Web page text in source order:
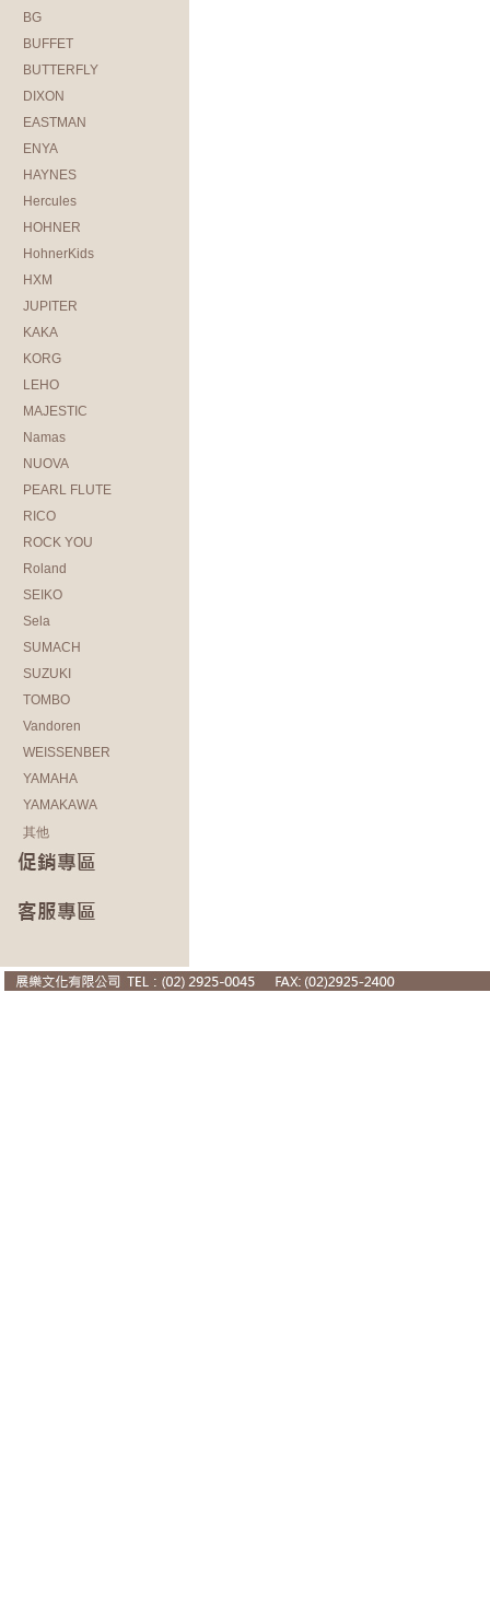
BG
BUFFET
BUTTERFLY
DIXON
EASTMAN
ENYA
HAYNES
Hercules
HOHNER
HohnerKids
HXM
JUPITER
KAKA
KORG
LEHO
MAJESTIC
Namas
NUOVA
PEARL FLUTE
RICO
ROCK YOU
Roland
SEIKO
Sela
SUMACH
SUZUKI
TOMBO
Vandoren
WEISSENBER
YAMAHA
YAMAKAWA
其他